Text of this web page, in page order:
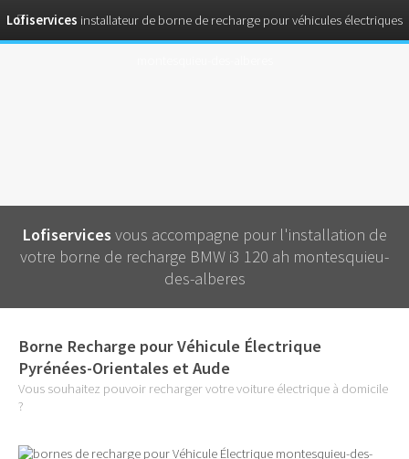
Lofiservices vous accompagne pour l'installation de
votre borne de recharge BMW i3 120 ah montesquieu-
des-alberes
Borne Recharge pour Véhicule Électrique
Pyrénées-Orientales et Aude
Vous souhaitez pouvoir recharger votre voiture électrique à domicile
?
Lofiservices installateur de borne de recharge pour véhicules électriques